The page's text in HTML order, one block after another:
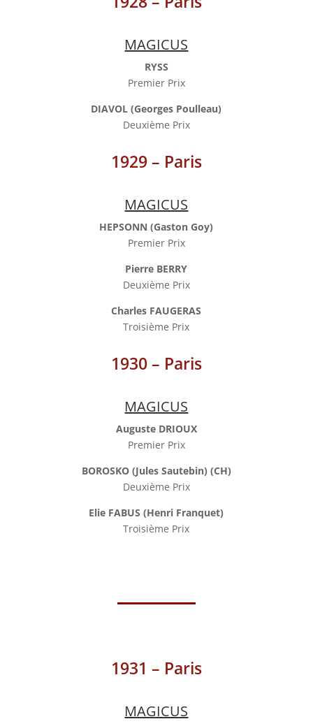
MAGICUS
RYSS
Premier Prix
DIAVOL (Georges Poulleau)
Deuxième Prix
1929 – Paris
MAGICUS
HEPSONN (Gaston Goy)
Premier Prix
Pierre BERRY
Deuxième Prix
Charles FAUGERAS
Troisième Prix
1930 – Paris
MAGICUS
Auguste DRIOUX
Premier Prix
BOROSKO (Jules Sautebin) (CH)
Deuxième Prix
Elie FABUS (Henri Franquet)
Troisième Prix
1931 – Paris
MAGICUS